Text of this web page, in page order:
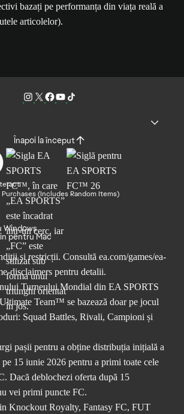
bazați pe performanța din viața reală a
articolelor).
Înapoi la început
(Includes Random Items)
Windows
pentru Mac
și restricții. Consultă ea.com/games/ea-
disclaimers pentru detalii.
Turneului Mondial din EA SPORTS
Team™ se bazează doar pe jocul
Squad Battles, Rivali, Campioni și
pașii pentru a obține distribuția inițială a
15 iunie 2026 pentru a primi toate cele
Dacă deblochezi oferta după 15
vei primi puncte FC.
Knockout Royalty, Fantasy FC, FUT